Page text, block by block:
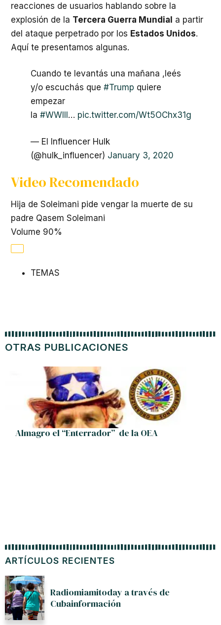
reacciones de usuarios hablando sobre la
explosión de la Tercera Guerra Mundial a partir
del ataque perpetrado por los Estados Unidos.
Aquí te presentamos algunas.
Cuando te levantás una mañana ,leés
y/o escuchás que #Trump quiere
empezar
la #WWIII … pic.twitter.com/Wt5OChx31g
— El Influencer Hulk
(@hulk_influencer) January 3, 2020
Video Recomendado
Hija de Soleimani pide vengar la muerte de su
padre Qasem Soleimani
Volume 90%
TEMAS
ARTÍCULOS RECIENTES
Radiomiamitoday a través de
Cubainformación
OTRAS PUBLICACIONES
Almagro el “Enterrador” de la OEA